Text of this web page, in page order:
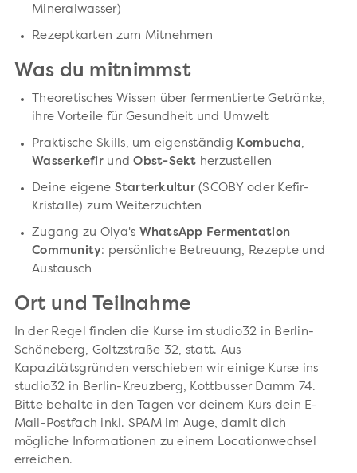
Mineralwasser)
Rezeptkarten zum Mitnehmen
Was du mitnimmst
Theoretisches Wissen über fermentierte Getränke,
ihre Vorteile für Gesundheit und Umwelt
Praktische Skills, um eigenständig Kombucha,
Wasserkefir undObst-Sekt herzustellen
Deine eigene Starterkultur(SCOBY oder Kefir-
Kristalle) zum Weiterzüchten
Zugang zu Olya's WhatsApp Fermentation
Community: persönliche Betreuung, Rezepte und
Austausch
Ort und Teilnahme
In der Regel finden die Kurse im studio32 in Berlin-
Schöneberg, Goltzstraße 32, statt. Aus
Kapazitätsgründen verschieben wir einige Kurse ins
studio32 in Berlin-Kreuzberg, Kottbusser Damm 74.
Bitte behalte in den Tagen vor deinem Kurs dein E-
Mail-Postfach inkl. SPAM im Auge, damit dich
mögliche Informationen zu einem Locationwechsel
erreichen.